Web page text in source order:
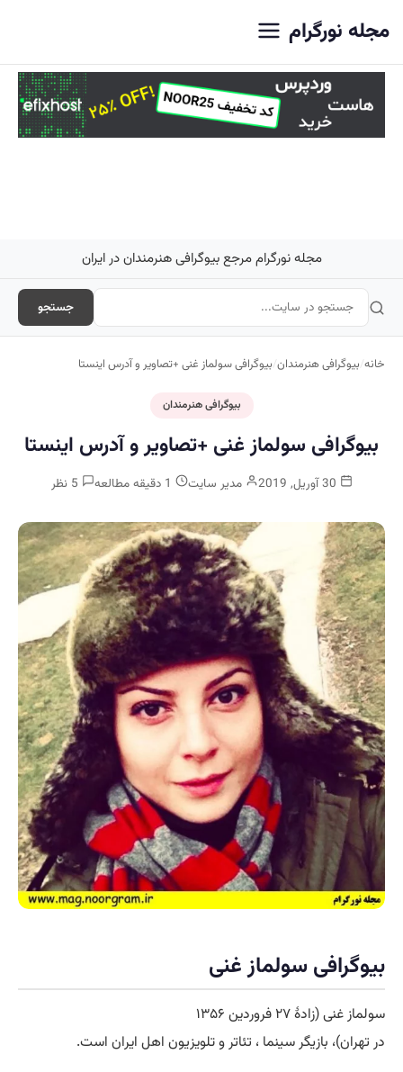
مجله نورگرام
مجله نورگرام مرجع بیوگرافی هنرمندان در ایران
جستجو
خانه/بیوگرافی هنرمندان/بیوگرافی سولماز غنی +تصاویر و آدرس اینستا
بیوگرافی هنرمندان
بیوگرافی سولماز غنی +تصاویر و آدرس اینستا
مدیر سایت
بیوگرافی سولماز غنی
سولماز غنی (زادهٔ ۲۷ فروردین ۱۳۵۶
در تهران)، بازیگر سینما ، تئاتر و تلویزیون اهل ایران است.